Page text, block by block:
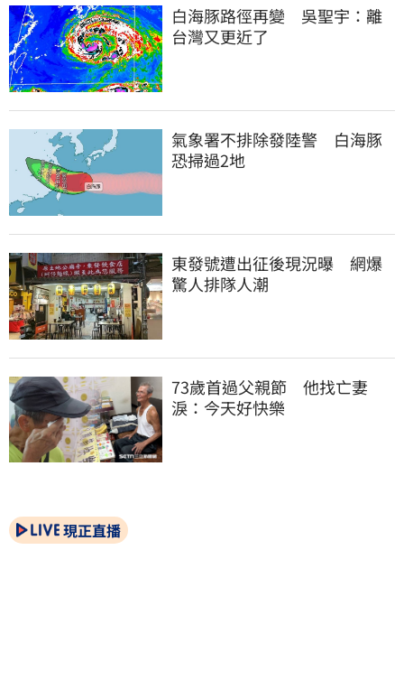
白海豚路徑再變　吳聖宇：離
台灣又更近了
氣象署不排除發陸警　白海豚
恐掃過2地
東發號遭出征後現況曝　網爆
驚人排隊人潮
73歲首過父親節　他找亡妻
淚：今天好快樂
現正直播